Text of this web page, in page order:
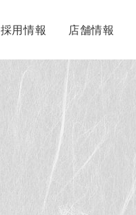
採用情報 店舗情報